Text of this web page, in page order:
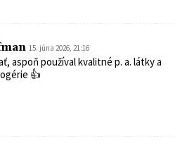
15. júna 2026, 21:16
aspoň používal kvalitné p. a. látky a
👍